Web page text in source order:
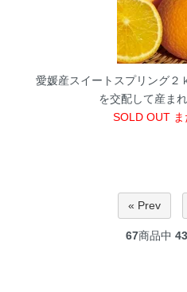
愛媛産スイートスプリング２
を交配して産ま
SOLD OUT
« Prev
67商品中